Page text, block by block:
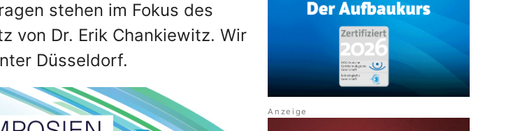
stehen im Fokus des
von Dr. Erik Chankiewitz. Wir
Düsseldorf.